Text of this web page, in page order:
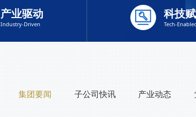
产业驱动
Industry-Driven
科技
Tech-
集团要闻 子公司快讯 产业动态